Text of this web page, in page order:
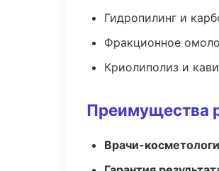
Гидропилинг и
Фракционное
Криолиполиз и
Преимущества
Врачи-